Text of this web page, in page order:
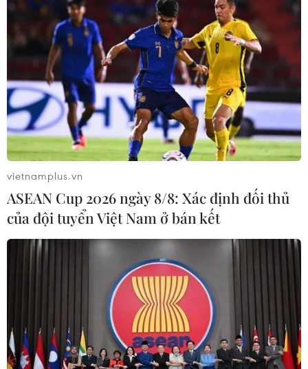
vietnamplus.vn
ASEAN Cup 2026 ngày 8/8: Xác định đối thủ
của đội tuyển Việt Nam ở bán kết